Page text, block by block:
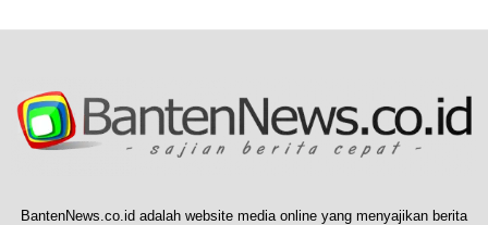
BantenNews.co.id adalah website media online yang menyajikan berita